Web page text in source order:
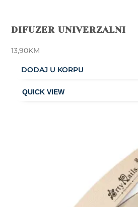
DIFUZER UNIVERZALNI
13,90KM
DODAJ U KORPU